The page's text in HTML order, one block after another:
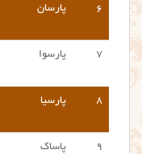
۶ پارسان
۷ پارسوا
۸ پارسیا
۹ پاساک